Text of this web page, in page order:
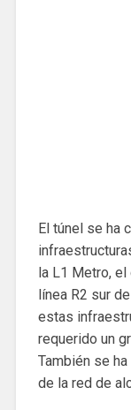
El túnel se ha
la L1 Metro,
línea R2 sur
estas
requerido un
También se
de la red de